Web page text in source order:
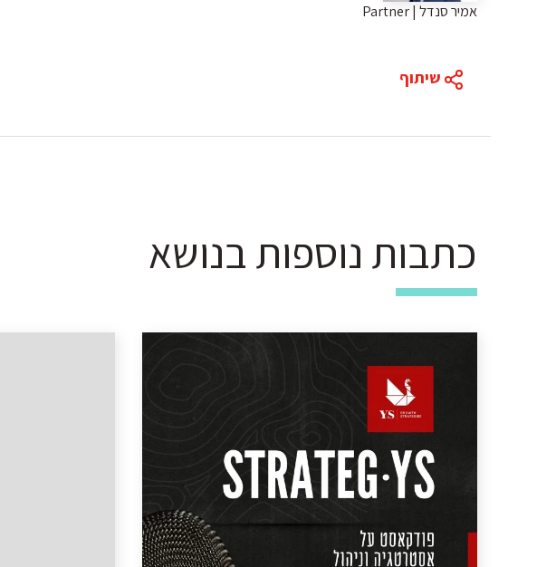
אמיר סנדל | Partner
כתבות נוספות בנושא